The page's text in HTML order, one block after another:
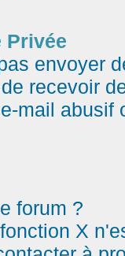
Privée
envoyer
recevoir
mail abusif
forum ?
X